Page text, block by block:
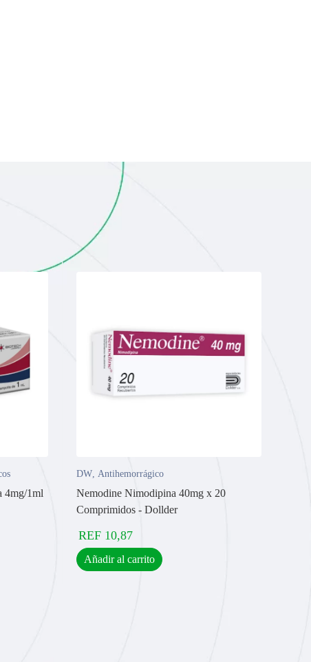
4mg/1ml
DW, Antihemorrágico
Nemodine Nimodipina 40mg x 20
Comprimidos - Dollder
REF 10,87
Añadir al carrito